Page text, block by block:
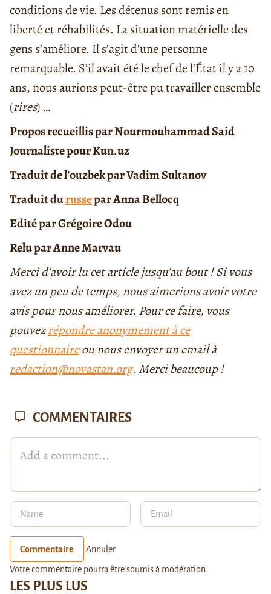
conditions de vie. Les détenus sont remis en
liberté et réhabilités. La situation matérielle des
gens s’améliore. Il s’agit d’une personne
remarquable. S’il avait été le chef de l’État il y a 10
ans, nous aurions peut-être pu travailler ensemble
(rires) …
Propos recueillis par Nourmouhammad Said
Journaliste pour Kun.uz
Traduit de l’ouzbek par Vadim Sultanov
Traduit durussepar Anna Bellocq
Edité par Grégoire Odou
Relu par Anne Marvau
Merci d'avoir lu cet article jusqu'au bout ! Si vous
avez un peu de temps, nous aimerions avoir votre
avis pour nous améliorer. Pour ce faire, vous
pouvezrépondre anonymement à ce
questionnaireou nous envoyer un email à
redaction@novastan.org. Merci beaucoup !
LES PLUS LUS
COMMENTAIRES
Commentaire Annuler
Votre commentaire pourra être soumis à modération.